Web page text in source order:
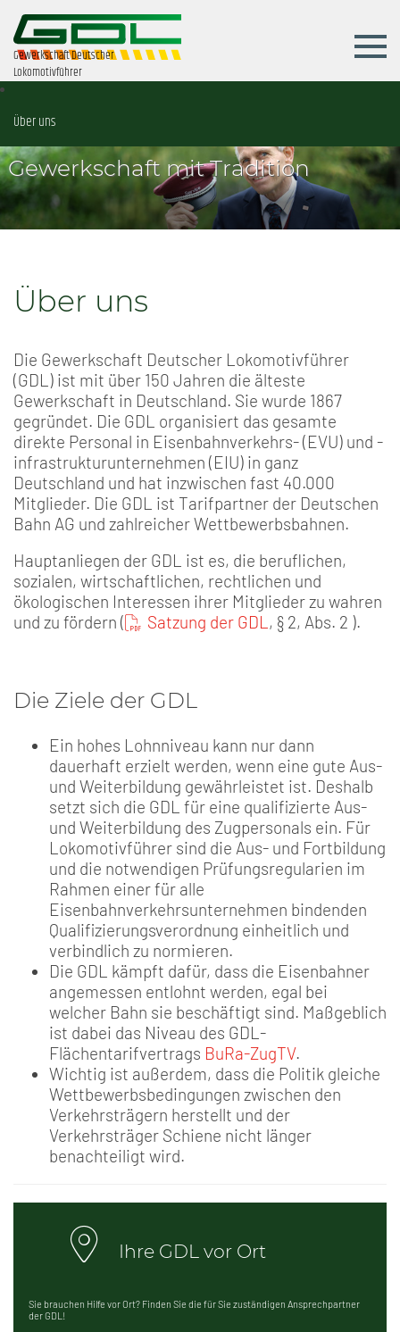
Gewerkschaft Deutscher
Lokomotivführer
Über uns
Gewerkschaft mit Tradition
Über uns
Die Gewerkschaft Deutscher Lokomotivführer
(GDL) ist mit über 150 Jahren die älteste
Gewerkschaft in Deutschland. Sie wurde 1867
gegründet. Die GDL organisiert das gesamte
direkte Personal in Eisenbahnverkehrs- (EVU) und -
infrastrukturunternehmen (EIU) in ganz
Deutschland und hat inzwischen fast 40.000
Mitglieder. Die GDL ist Tarifpartner der Deutschen
Bahn AG und zahlreicher Wettbewerbsbahnen.
Hauptanliegen der GDL ist es, die beruflichen,
sozialen, wirtschaftlichen, rechtlichen und
ökologischen Interessen ihrer Mitglieder zu wahren
und zu fördern (
Satzung der GDL , § 2, Abs. 2 ).
Die Ziele der GDL
Ein hohes Lohnniveau kann nur dann
dauerhaft erzielt werden, wenn eine gute Aus-
und Weiterbildung gewährleistet ist. Deshalb
setzt sich die GDL für eine qualifizierte Aus-
und Weiterbildung des Zugpersonals ein. Für
Lokomotivführer sind die Aus- und Fortbildung
und die notwendigen Prüfungsregularien im
Rahmen einer für alle
Eisenbahnverkehrsunternehmen bindenden
Qualifizierungsverordnung einheitlich und
verbindlich zu normieren.
Die GDL kämpft dafür, dass die Eisenbahner
angemessen entlohnt werden, egal bei
welcher Bahn sie beschäftigt sind. Maßgeblich
ist dabei das Niveau des GDL-
Flächentarifvertrags BuRa-ZugTV.
Wichtig ist außerdem, dass die Politik gleiche
Wettbewerbsbedingungen zwischen den
Verkehrsträgern herstellt und der
Verkehrsträger Schiene nicht länger
benachteiligt wird.
Ihre GDL vor Ort
Sie brauchen Hilfe vor Ort? Finden Sie die für Sie zuständigen Ansprechpartner
der GDL!